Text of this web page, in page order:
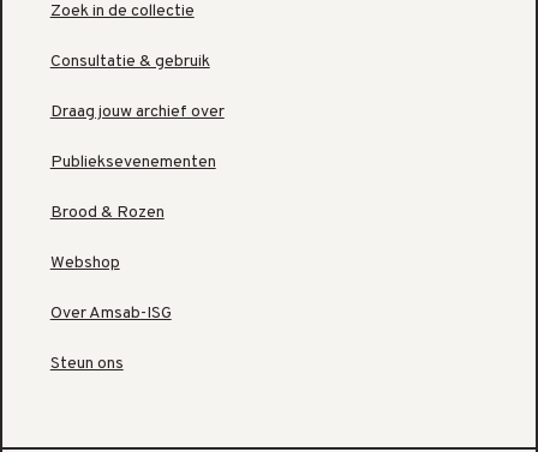
Zoek in de collectie
Consultatie & gebruik
Draag jouw archief over
Publieksevenementen
Brood & Rozen
Webshop
Over Amsab-ISG
Steun ons